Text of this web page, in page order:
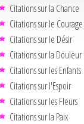
Citations sur la Chance
Citations sur le Courage
Citations sur le Désir
Citations sur la Douleur
Citations sur les Enfants
Citations sur l'Espoir
Citations sur les Fleurs
Citations sur la Paix